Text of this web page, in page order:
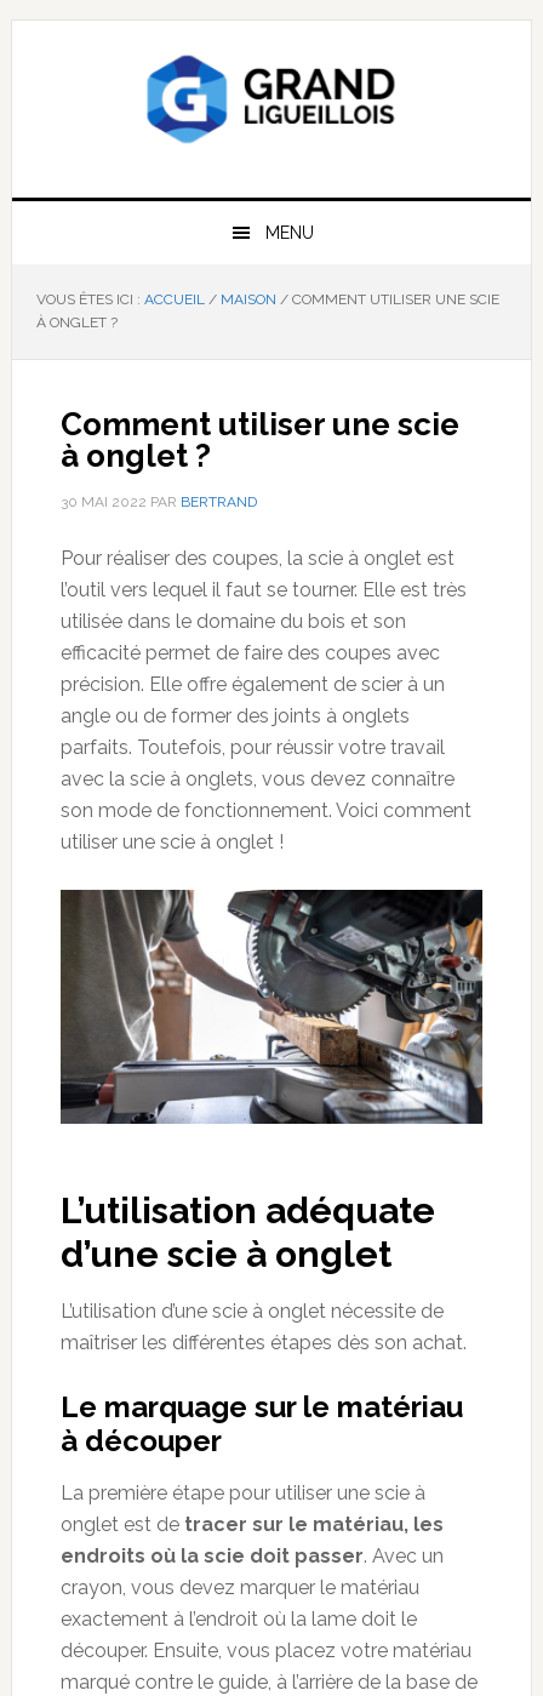
Passer
Passer
Passer
MENU
VOUS ÊTES ICI : ACCUEIL / MAISON /COMMENT UTILISER UNE SCIE
À ONGLET ?
Comment utiliser une scie
à onglet ?
30 MAI 2022 PAR BERTRAND
Pour réaliser des coupes, la scie à onglet est
l’outil vers lequel il faut se tourner. Elle est très
utilisée dans le domaine du bois et son
efficacité permet de faire des coupes avec
précision. Elle offre également de scier à un
angle ou de former des joints à onglets
parfaits. Toutefois, pour réussir votre travail
avec la scie à onglets, vous devez connaître
son mode de fonctionnement. Voici comment
utiliser une scie à onglet !
L’utilisation adéquate
d’une scie à onglet
L’utilisation d’une scie à onglet nécessite de
maîtriser les différentes étapes dès son achat.
Le marquage sur le matériau
à découper
La première étape pour utiliser une scie à
onglet est detracer sur le matériau, les
endroits où la scie doit passer. Avec un
crayon, vous devez marquer le matériau
exactement à l’endroit où la lame doit le
découper. Ensuite, vous placez votre matériau
marqué contre le guide, à l’arrière de la base de